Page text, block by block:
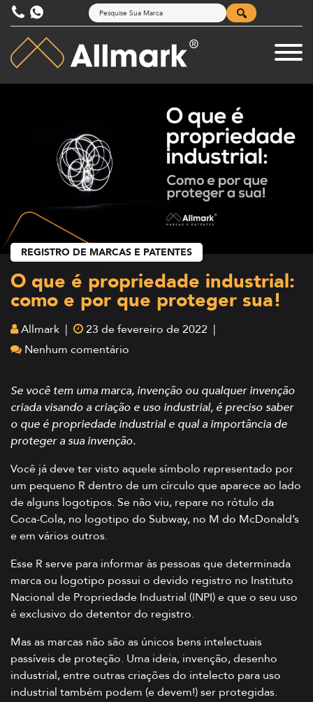
REGISTRO DE MARCAS E PATENTES
O que é propriedade industrial:
como e por que proteger sua!
Allmark |
23 de fevereiro de 2022 |
Nenhum comentário
Se você tem uma marca, invenção ou qualquer invenção
criada visando a criação e uso industrial, é preciso saber
o que é propriedade industrial e qual a importância de
proteger a sua invenção.
Você já deve ter visto aquele símbolo representado por
um pequeno R dentro de um círculo que aparece ao lado
de alguns logotipos. Se não viu, repare no rótulo da
Coca-Cola, no logotipo do Subway, no M do McDonald’s
e em vários outros.
Esse R serve para informar às pessoas que determinada
marca ou logotipo possui o devido registro no Instituto
Nacional de Propriedade Industrial (INPI) e que o seu uso
é exclusivo do detentor do registro.
Mas as marcas não são as únicos bens intelectuais
passíveis de proteção. Uma ideia, invenção, desenho
industrial, entre outras criações do intelecto para uso
industrial também podem (e devem!) ser protegidas.